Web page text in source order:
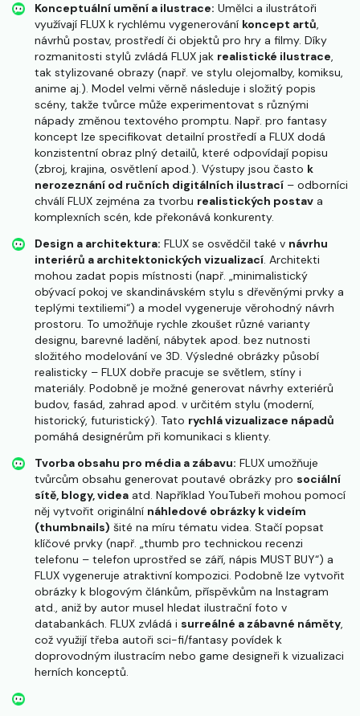
Konceptuální umění a ilustrace: Umělci a ilustrátoři
využívají FLUX k rychlému vygenerování koncept artů,
návrhů postav, prostředí či objektů pro hry a filmy. Díky
rozmanitosti stylů zvládá FLUX jak realistické ilustrace,
tak stylizované obrazy (např. ve stylu olejomalby, komiksu,
anime aj.). Model velmi věrně následuje i složitý popis
scény, takže tvůrce může experimentovat s různými
nápady změnou textového promptu​. Např. pro fantasy
koncept lze specifikovat detailní prostředí a FLUX dodá
konzistentní obraz plný detailů, které odpovídají popisu
(zbroj, krajina, osvětlení apod.). Výstupy jsou často k
nerozeznání od ručních digitálních ilustrací – odborníci
chválí FLUX zejména za tvorbu realistických postav a
komplexních scén, kde překonává konkurenty​.
Design a architektura: FLUX se osvědčil také v návrhu
interiérů a architektonických vizualizací. Architekti
mohou zadat popis místnosti (např. „minimalistický
obývací pokoj ve skandinávském stylu s dřevěnými prvky a
teplými textiliemi“) a model vygeneruje věrohodný návrh
prostoru​. To umožňuje rychle zkoušet různé varianty
designu, barevné ladění, nábytek apod. bez nutnosti
složitého modelování ve 3D. Výsledné obrázky působí
realisticky – FLUX dobře pracuje se světlem, stíny i
materiály. Podobně je možné generovat návrhy exteriérů
budov, fasád, zahrad apod. v určitém stylu (moderní,
historický, futuristický). Tato rychlá vizualizace nápadů
pomáhá designérům při komunikaci s klienty.
Tvorba obsahu pro média a zábavu: FLUX umožňuje
tvůrcům obsahu generovat poutavé obrázky pro sociální
sítě, blogy, videa atd. Například YouTubeři mohou pomocí
něj vytvořit originální náhledové obrázky k videím
(thumbnails) šité na míru tématu videa. Stačí popsat
klíčové prvky (např. „thumb pro technickou recenzi
telefonu – telefon uprostřed se září, nápis MUST BUY“) a
FLUX vygeneruje atraktivní kompozici. Podobně lze vytvořit
obrázky k blogovým článkům, příspěvkům na Instagram
atd., aniž by autor musel hledat ilustrační foto v
databankách. FLUX zvládá i surreálné a zábavné náměty,
což využijí třeba autoři sci-fi/fantasy povídek k
doprovodným ilustracím nebo game designeři k vizualizaci
herních konceptů.